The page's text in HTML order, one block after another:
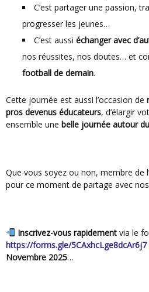
C’est partager une passion,
progresser les jeunes…
C’est aussi échanger avec
nos réussites, nos doutes… et
football de demain.
Cette journée est aussi l’occasion de
pros devenus éducateurs, d’élargir
ensemble une belle journée autour
Que vous soyez ou non, membre de l’AEF 49, nous vous invitons
pour ce moment de partage avec
Inscrivez-vous rapidementvia le
https://forms.gle/5CAxhcLge8dcAr6j7
Novembre 2025…